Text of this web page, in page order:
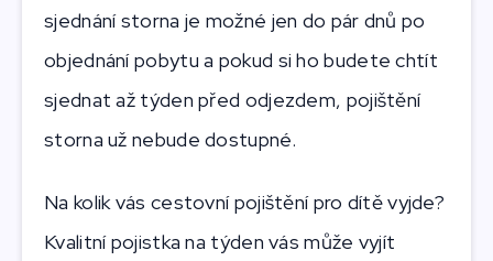
sjednání storna je možné jen do pár dnů po
objednání pobytu a pokud si ho budete chtít
sjednat až týden před odjezdem, pojištění
storna už nebude dostupné.
Na kolik vás cestovní pojištění pro dítě vyjde?
Kvalitní pojistka na týden vás může vyjít